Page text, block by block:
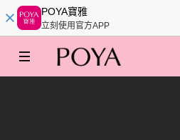
POYA寶雅
立刻使用官方APP